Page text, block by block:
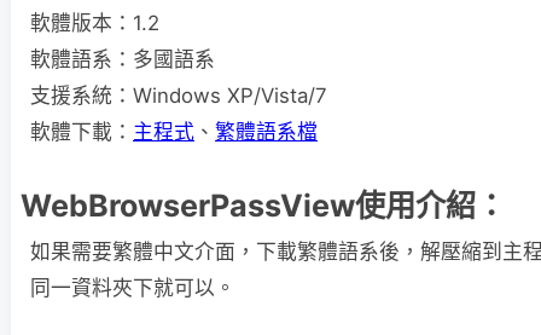
軟體版本：1.2
軟體語系：多國語系
支援系統：Windows XP/Vista/7
軟體下載： 主程式 、 繁體語系檔
WebBrowserPassView使用介紹：
如果需要繁體中文介面，下載繁體語系後，解壓縮到主
同一資料夾下就可以。